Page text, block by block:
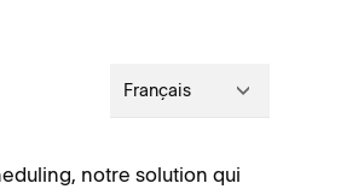
Français
notre solution qui